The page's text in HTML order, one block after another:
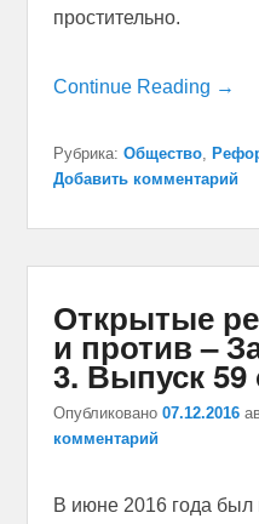
простительно.
Continue Reading →
Рубрика: Общество,
Добавить комментарий
Открытые
и против –
3. Выпуск 59
Опубликовано 07.12.2016
комментарий
В июне 2016 года был